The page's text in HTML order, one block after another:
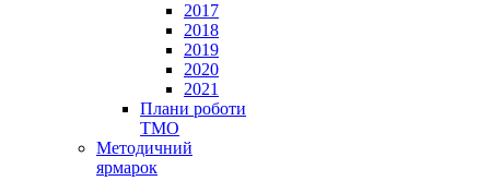
2017
2018
2019
2020
2021
Плани роботи
ТМО
Методичний
ярмарок